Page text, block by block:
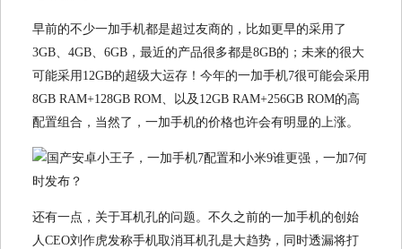
早前的不少一加手机都是超过友商的，比如更早的采用了
3GB、4GB、6GB，最近的产品很多都是8GB的；未来的很大
可能采用12GB的超级大运存！今年的一加手机7很可能会采用
8GB RAM+128GB ROM、以及12GB RAM+256GB ROM的高
配置组合，当然了，一加手机的价格也许会有明显的上涨。
还有一点，关于耳机孔的问题。不久之前的一加手机的创始
人CEO刘作虎发称手机取消耳机孔是大趋势，同时透漏将打